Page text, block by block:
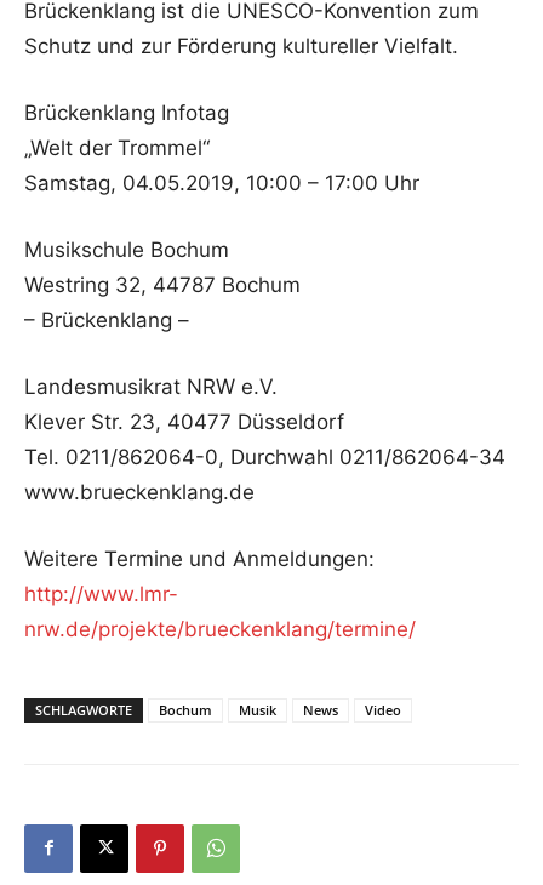
Brückenklang ist die UNESCO-Konvention zum
Schutz und zur Förderung kultureller Vielfalt.
Brückenklang Infotag
„Welt der Trommel“
Samstag, 04.05.2019, 10:00 – 17:00 Uhr
Musikschule Bochum
Westring 32, 44787 Bochum
– Brückenklang –
Landesmusikrat NRW e.V.
Klever Str. 23, 40477 Düsseldorf
Tel. 0211/862064-0, Durchwahl 0211/862064-34
www.brueckenklang.de
Weitere Termine und Anmeldungen:
http://www.lmr-
nrw.de/projekte/brueckenklang/termine/
SCHLAGWORTE Bochum Musik News Video